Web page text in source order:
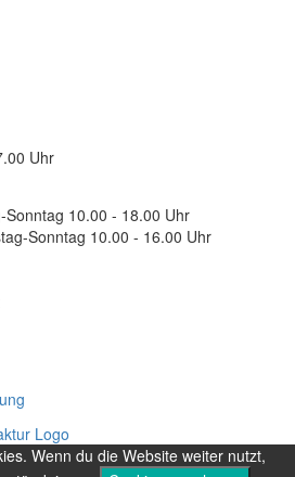
Uhr
10.00 - 18.00 Uhr
Sonntag 10.00 - 16.00 Uhr
Wenn du die Website weiter nutzt,